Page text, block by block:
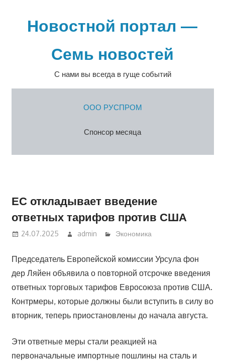
содержимомуНовостной портал —
Семь новостей
С нами вы всегда в гуще событий
ООО РУСПРОМ
Спонсор месяца
ЕС откладывает введение
ответных тарифов против США
24.07.2025 admin Экономика
Председатель Европейской комиссии Урсула фон
дер Ляйен объявила о повторной отсрочке введения
ответных торговых тарифов Евросоюза против США.
Контрмеры, которые должны были вступить в силу во
вторник, теперь приостановлены до начала августа.
Эти ответные меры стали реакцией на
первоначальные импортные пошлины на сталь и